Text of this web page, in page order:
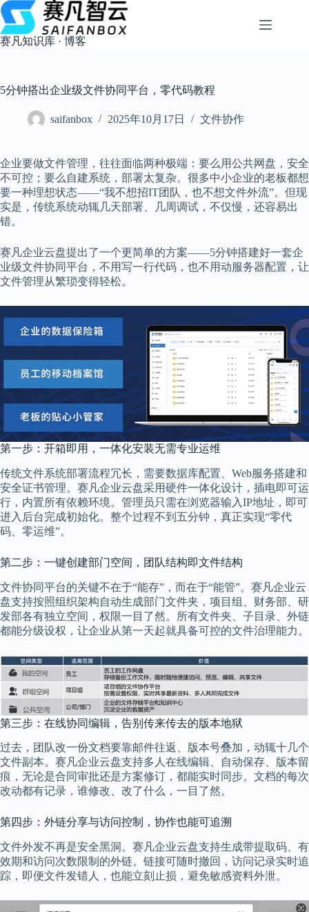
跳
过
内
容
赛凡知识库 · 博客
5分钟搭出企业级文件协同平台，零代码教程
saifanbox 2025年10月17日 文件协作
企业要做文件管理，往往面临两种极端：要么用公共网盘，安全
不可控；要么自建系统，部署太复杂。很多中小企业的老板都想
要一种理想状态——“我不想招IT团队，也不想文件外流”。但现
实是，传统系统动辄几天部署、几周调试，不仅慢，还容易出
错。
赛凡企业云盘提出了一个更简单的方案——5分钟搭建好一套企
业级文件协同平台，不用写一行代码，也不用动服务器配置，让
文件管理从繁琐变得轻松。
第一步：开箱即用，一体化安装无需专业运维
传统文件系统部署流程冗长，需要数据库配置、Web服务搭建和
安全证书管理。赛凡企业云盘采用硬件一体化设计，插电即可运
行，内置所有依赖环境。管理员只需在浏览器输入IP地址，即可
进入后台完成初始化。整个过程不到五分钟，真正实现“零代
码、零运维”。
第二步：一键创建部门空间，团队结构即文件结构
文件协同平台的关键不在于“能存”，而在于“能管”。赛凡企业云
盘支持按照组织架构自动生成部门文件夹，项目组、财务部、研
发部各有独立空间，权限一目了然。所有文件夹、子目录、外链
都能分级设权，让企业从第一天起就具备可控的文件治理能力。
第三步：在线协同编辑，告别传来传去的版本地狱
过去，团队改一份文档要靠邮件往返、版本号叠加，动辄十几个
文件副本。赛凡企业云盘支持多人在线编辑、自动保存、版本留
痕，无论是合同审批还是方案修订，都能实时同步。文档的每次
改动都有记录，谁修改、改了什么，一目了然。
第四步：外链分享与访问控制，协作也能可追溯
文件外发不再是安全黑洞。赛凡企业云盘支持生成带提取码、有
效期和访问次数限制的外链。链接可随时撤回，访问记录实时追
踪，即便文件发错人，也能立刻止损，避免敏感资料外泄。